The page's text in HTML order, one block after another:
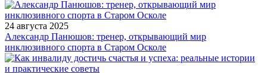
24 августа 2025
Александр Панюшов: тренер, открывающий мир
инклюзивного спорта в Старом Осколе